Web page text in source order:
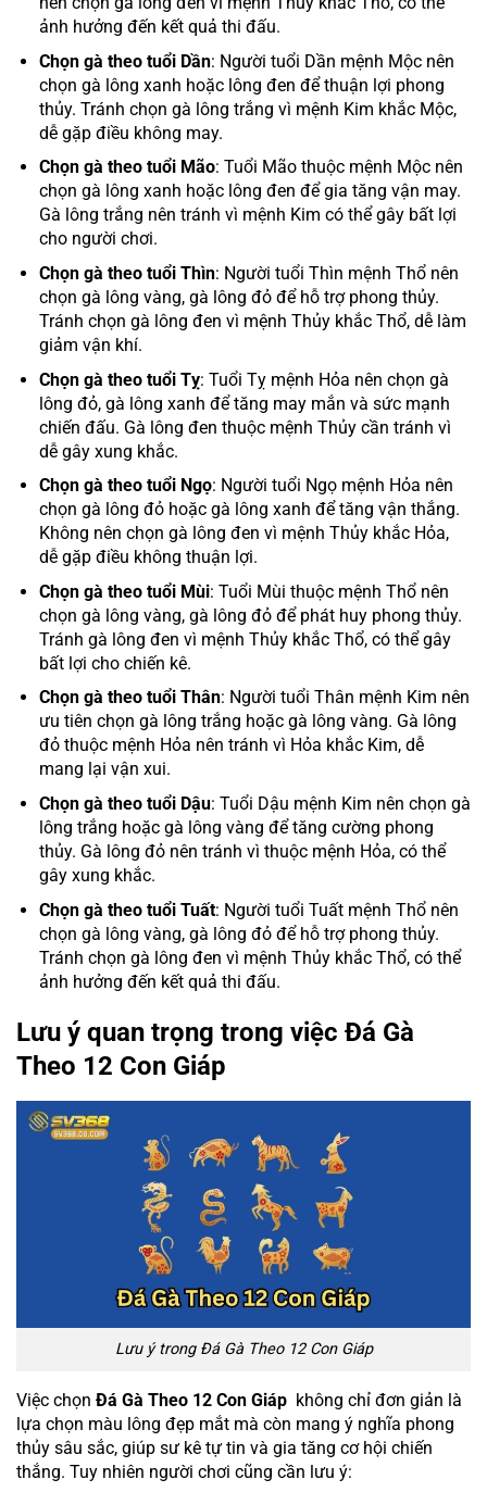
ảnh hưởng đến kết quả thi đấu.
Chọn gà theo tuổi Dần: Người tuổi Dần mệnh Mộc nên
chọn gà lông xanh hoặc lông đen để thuận lợi phong
thủy. Tránh chọn gà lông trắng vì mệnh Kim khắc Mộc,
dễ gặp điều không may.
Chọn gà theo tuổi Mão: Tuổi Mão thuộc mệnh Mộc nên
chọn gà lông xanh hoặc lông đen để gia tăng vận may.
Gà lông trắng nên tránh vì mệnh Kim có thể gây bất lợi
cho người chơi.
Chọn gà theo tuổi Thìn: Người tuổi Thìn mệnh Thổ nên
chọn gà lông vàng, gà lông đỏ để hỗ trợ phong thủy.
Tránh chọn gà lông đen vì mệnh Thủy khắc Thổ, dễ làm
giảm vận khí.
Chọn gà theo tuổi Tỵ: Tuổi Tỵ mệnh Hỏa nên chọn gà
lông đỏ, gà lông xanh để tăng may mắn và sức mạnh
chiến đấu. Gà lông đen thuộc mệnh Thủy cần tránh vì
dễ gây xung khắc.
Chọn gà theo tuổi Ngọ: Người tuổi Ngọ mệnh Hỏa nên
chọn gà lông đỏ hoặc gà lông xanh để tăng vận thắng.
Không nên chọn gà lông đen vì mệnh Thủy khắc Hỏa,
dễ gặp điều không thuận lợi.
Chọn gà theo tuổi Mùi: Tuổi Mùi thuộc mệnh Thổ nên
chọn gà lông vàng, gà lông đỏ để phát huy phong thủy.
Tránh gà lông đen vì mệnh Thủy khắc Thổ, có thể gây
bất lợi cho chiến kê.
Chọn gà theo tuổi Thân: Người tuổi Thân mệnh Kim nên
ưu tiên chọn gà lông trắng hoặc gà lông vàng. Gà lông
đỏ thuộc mệnh Hỏa nên tránh vì Hỏa khắc Kim, dễ
mang lại vận xui.
Chọn gà theo tuổi Dậu: Tuổi Dậu mệnh Kim nên chọn gà
lông trắng hoặc gà lông vàng để tăng cường phong
thủy. Gà lông đỏ nên tránh vì thuộc mệnh Hỏa, có thể
gây xung khắc.
Chọn gà theo tuổi Tuất: Người tuổi Tuất mệnh Thổ nên
chọn gà lông vàng, gà lông đỏ để hỗ trợ phong thủy.
Tránh chọn gà lông đen vì mệnh Thủy khắc Thổ, có thể
ảnh hưởng đến kết quả thi đấu.
Lưu ý quan trọng trong việc Đá Gà
Theo 12 Con Giáp
Lưu ý trong Đá Gà Theo 12 Con Giáp
Việc chọn Đá Gà Theo 12 Con Giáp không chỉ đơn giản là
lựa chọn màu lông đẹp mắt mà còn mang ý nghĩa phong
thủy sâu sắc, giúp sư kê tự tin và gia tăng cơ hội chiến
thắng. Tuy nhiên người chơi cũng cần lưu ý: